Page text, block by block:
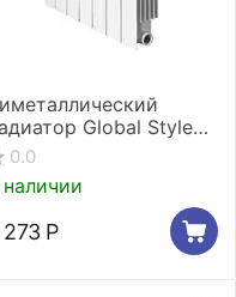
Global Style
500 2 секции
0.0
273 Р